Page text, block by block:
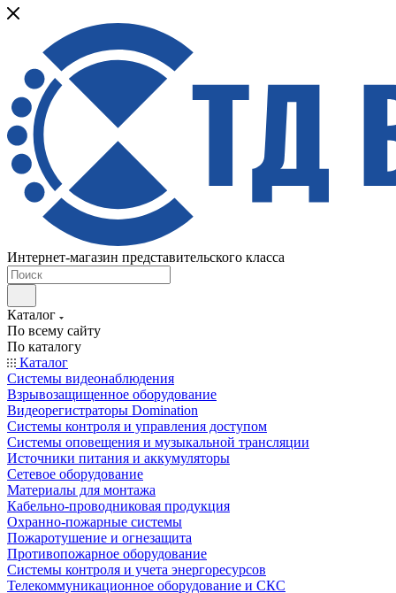
Интернет-магазин представительского класса
Каталог
По всему сайту
По каталогу
Каталог
Системы видеонаблюдения
Взрывозащищенное оборудование
Видеорегистраторы Domination
Системы контроля и управления доступом
Системы оповещения и музыкальной трансляции
Источники питания и аккумуляторы
Сетевое оборудование
Материалы для монтажа
Кабельно-проводниковая продукция
Охранно-пожарные системы
Пожаротушение и огнезащита
Противопожарное оборудование
Системы контроля и учета энергоресурсов
Телекоммуникационное оборудование и СКС